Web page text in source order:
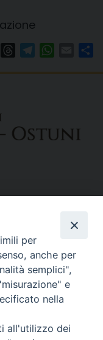
ThreadsTelegram Email
per
anche per
semplici",
e
nella
all'utilizzo dei